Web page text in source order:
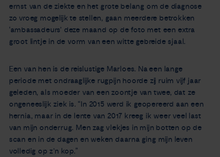
ernst van de ziekte en het grote belang om de diagnose
zo vroeg mogelijk te stellen, gaan meerdere betrokken
‘ambassadeurs’ deze maand op de foto met een extra
groot lintje in de vorm van een witte gebreide sjaal.
Een van hen is de reislustige Marloes. Na een lange
periode met ondraaglijke rugpijn hoorde zij ruim vijf jaar
geleden, als moeder van een zoontje van twee, dat ze
ongeneeslijk ziek is. “In 2015 werd ik geopereerd aan een
hernia, maar in de lente van 2017 kreeg ik weer veel last
van mijn onderrug. Men zag vlekjes in mijn botten op de
scan en in de dagen en weken daarna ging mijn leven
volledig op z’n kop.”